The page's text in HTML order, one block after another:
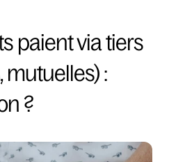
paient via tiers
mutuelles) :
?